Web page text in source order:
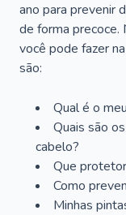
ano para prevenir
de forma precoce.
você pode fazer
são:
Qual é o
Quais são
cabelo?
Que
Como
Minhas